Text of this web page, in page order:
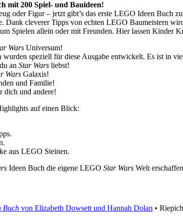
mit 200 Spiel- und Bauideen!
oder Figur – jetzt gibt’s das erste LEGO Ideen Buch
Dank cleverer Tipps von echten LEGO Baumeistern
Spielen allein oder mit Freunden. Hier lassen Kinder
Wars Universum!
speziell für diese Ausgabe entwickelt. Es ist in
an Star Wars liebst!
Wars Galaxis!
und Familie!
dich und andere!
auf einen Blick:
aus LEGO Steinen.
Ideen Buch die eigene LEGO Star Wars Welt
Buch von Elizabeth Dowsett und Hannah Dolan •